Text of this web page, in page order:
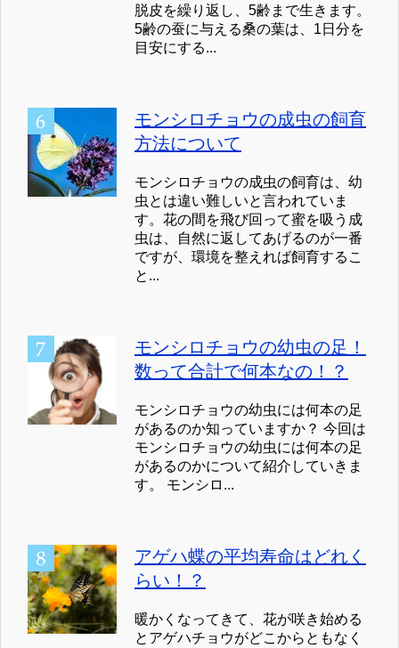
脱皮を繰り返し、5齢まで生きます。
5齢の蚕に与える桑の葉は、1日分を
目安にする...
モンシロチョウの成虫の飼育
方法について
モンシロチョウの成虫の飼育は、幼
虫とは違い難しいと言われていま
す。花の間を飛び回って蜜を吸う成
虫は、自然に返してあげるのが一番
ですが、環境を整えれば飼育するこ
と...
モンシロチョウの幼虫の足！
数って合計で何本なの！？
モンシロチョウの幼虫には何本の足
があるのか知っていますか？ 今回は
モンシロチョウの幼虫には何本の足
があるのかについて紹介していきま
す。 モンシロ...
アゲハ蝶の平均寿命はどれく
らい！？
暖かくなってきて、花が咲き始める
とアゲハチョウがどこからともなく